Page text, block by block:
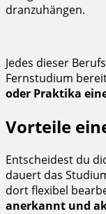
dranzuhängen.
Jedes dieser
Fernstudium
oder Praktika
Vorteile
Entscheidest du
dauert das
dort flexibel
anerkannt und